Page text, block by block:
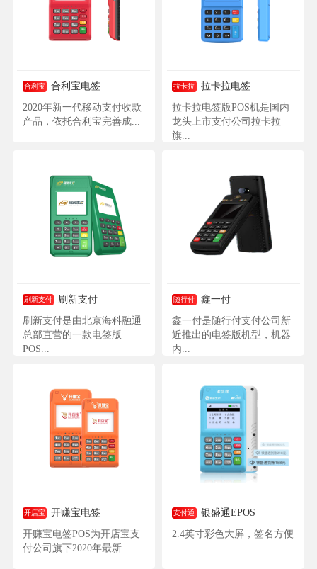
合利宝
合利宝电签
2020年新一代移动支付收款
产品，依托合利宝完善成...
拉卡拉
拉卡拉电签
拉卡拉电签版POS机是国内
龙头上市支付公司拉卡拉
旗...
刷新支付
刷新支付
刷新支付是由北京海科融通
总部直营的一款电签版
POS...
随行付
鑫一付
鑫一付是随行付支付公司新
近推出的电签版机型，机器
内...
开店宝
开赚宝电签
开赚宝电签POS为开店宝支
付公司旗下2020年最新...
支付通
银盛通EPOS
2.4英寸彩色大屏，签名方便